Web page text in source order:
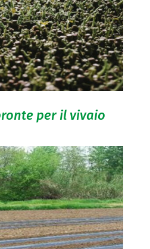
per il vivaio